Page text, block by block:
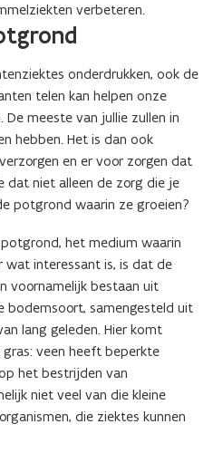
verbeteren.
onderdrukken, ook de
telen kan helpen onze
meeste van jullie zullen in
hebben. Het is dan ook
en er voor zorgen dat
dat niet alleen de zorg die je
potgrond waarin ze groeien?
het medium waarin
wat interessant is, is dat de
voornamelijk bestaan uit
bodemsoort, samengesteld uit
lang geleden. Hier komt
veen heeft beperkte
het bestrijden van
niet veel van die kleine
die ziektes kunnen